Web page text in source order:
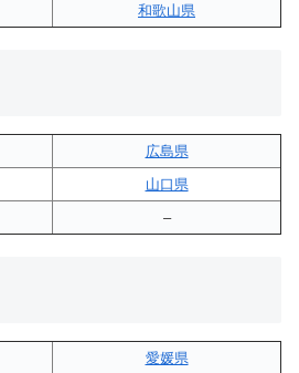
和歌山県
広島県
山口県
–
愛媛県